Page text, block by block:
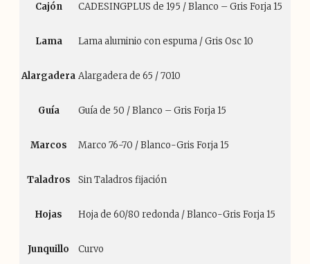
Cajón CADESINGPLUS de 195 / Blanco – Gris Forja 15
Lama Lama aluminio con espuma / Gris Osc 10
Alargadera Alargadera de 65 / 7010
Guía Guía de 50 / Blanco – Gris Forja 15
Marcos Marco 76-70 / Blanco-Gris Forja 15
Taladros Sin Taladros fijación
Hojas Hoja de 60/80 redonda / Blanco-Gris Forja 15
Junquillo Curvo